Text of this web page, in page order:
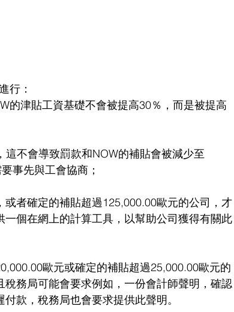
行：
的津貼工資基礎不會被提高30％，而是被提高
不會導致罰款和NOW的補貼會被減少至
事先與工會協商；
者確定的補貼超過125,000.00歐元的公司，才
個在網上的計算工具，以幫助公司獲得有關此
歐元或確定的補貼超過25,000.00歐元的
務局可能會要求例如，一份會計師聲明，確認
款，稅務局也會要求提供此聲明。